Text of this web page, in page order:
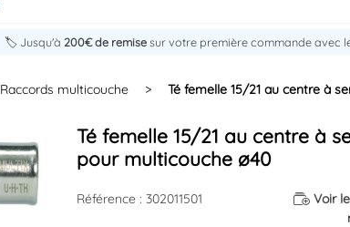
🏷️ Jusqu'à 200€ de remisesur votre première commande avec
Raccords multicouche > Té femelle 15/21 au centre à
Té femelle 15/21 au centre à sertir
pour multicouche ø40
Référence : 302011501
Voir